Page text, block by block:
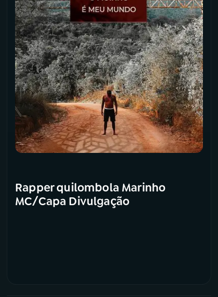
Rapper quilombola Marinho
MC/Capa Divulgação